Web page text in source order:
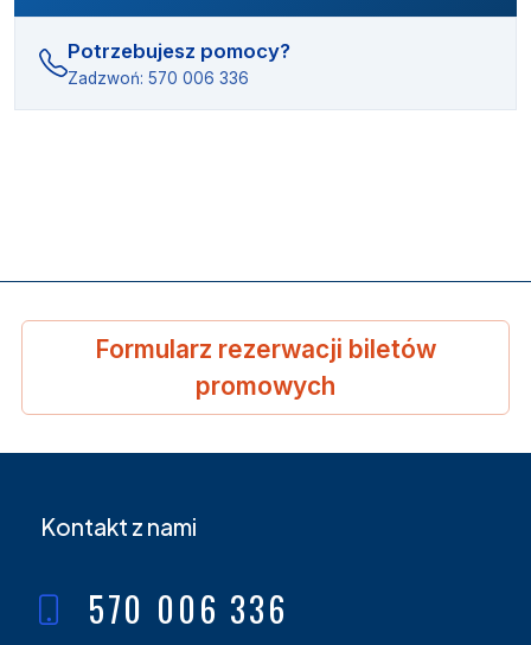
Potrzebujesz pomocy?
Zadzwoń: 570 006 336
Formularz rezerwacji biletów
promowych
Kontakt z nami
570 006 336